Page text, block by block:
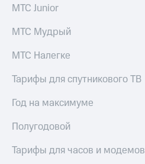
Дивиденды
Рынок
облигаций
Описание
Уведомление
погашении
облигаций
МТС Junior
МТС Мудрый
МТС Налегке
Тарифы для спутникового ТВ
Год на максимуме
Полугодовой
Тарифы для часов и модемов